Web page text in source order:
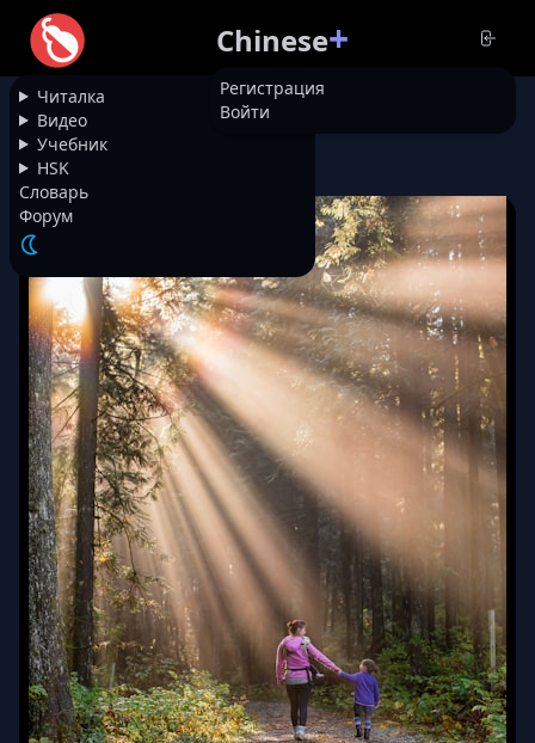
Читалка
Видео
Учебник
HSK
Словарь
Форум
Chinese+
Регистрация
Войти
НАЗАД
Что такое 不客气